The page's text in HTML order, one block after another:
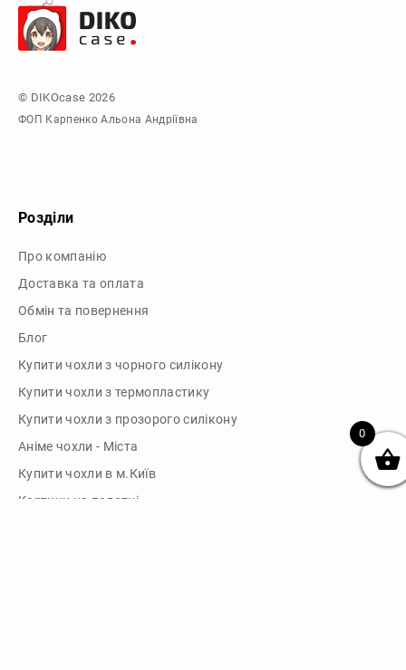
© DIKOcase 2026
ФОП Карпенко Альона Андріївна
Розділи
Про компанію
Доставка та оплата
Обмін та повернення
Блог
Купити чохли з чорного силікону
Купити чохли з термопластику
Купити чохли з прозорого силікону
Аніме чохли - Міста
Купити чохли в м.Київ
Картини на полотні
0